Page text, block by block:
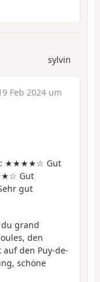
sylvin
Feb 2024 um
: ★★★★☆ Gut
Gut
gut
grand
den
den Puy-de-
schöne